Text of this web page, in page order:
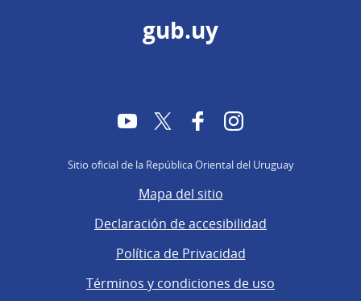
gub.uy
YouTubeTwitter FacebookInstagram
Sitio oficial de la República Oriental del Uruguay
Mapa del sitio
Declaración de accesibilidad
Política de Privacidad
Términos y condiciones de uso